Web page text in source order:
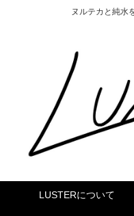
ヌルテカと純水
LUSTERについて